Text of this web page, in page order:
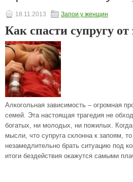
18.11.2013 Запои у женщин
Как спасти супругу от
Алкогольная зависимость – огромная
семей. Эта настоящая трагедия не
богатых, ни молодых, ни пожилых.
мысли, что супруга склонна к запоям,
незамедлительно брать ситуацию под
итоги бездействия окажутся самыми